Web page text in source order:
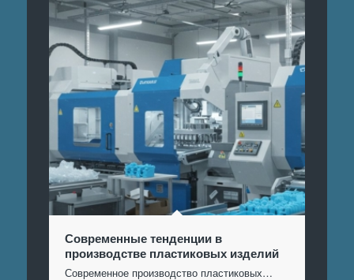
Современные тенденции в
производстве пластиковых изделий
Современное производство пластиковых…